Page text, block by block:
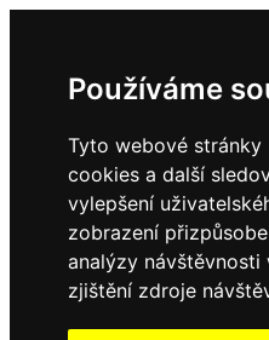
Používáme
Tyto webové
cookies a další
vylepšení
zobrazení
analýzy návštěvnosti
zjištění zdroje